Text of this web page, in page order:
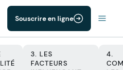
Souscrire en ligne
3. LES
FACTEURS
4.